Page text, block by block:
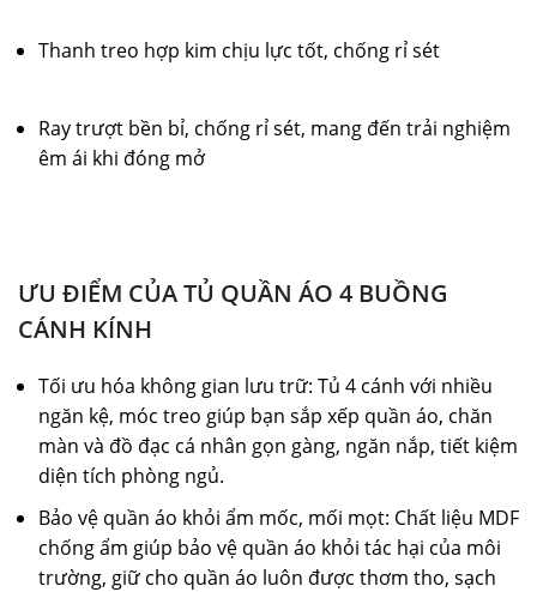
Thanh treo hợp kim chịu lực tốt, chống rỉ sét
Ray trượt bền bỉ, chống rỉ sét, mang đến trải nghiệm
êm ái khi đóng mở
ƯU ĐIỂM CỦA TỦ QUẦN ÁO 4 BUỒNG
CÁNH KÍNH
Tối ưu hóa không gian lưu trữ: Tủ 4 cánh với nhiều
ngăn kệ, móc treo giúp bạn sắp xếp quần áo, chăn
màn và đồ đạc cá nhân gọn gàng, ngăn nắp, tiết kiệm
diện tích phòng ngủ.
Bảo vệ quần áo khỏi ẩm mốc, mối mọt: Chất liệu MDF
chống ẩm giúp bảo vệ quần áo khỏi tác hại của môi
trường, giữ cho quần áo luôn được thơm tho, sạch